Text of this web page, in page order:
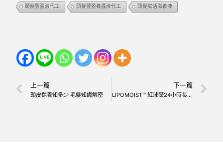
頭髮豐盈液代工 頭髮豐盈養護液代工 頭髮賦活滋養液
上一篇
頭皮保養知多少 毛髮知識解密
下一篇
LIPOMOIST™ 紅球藻24小時長效保濕